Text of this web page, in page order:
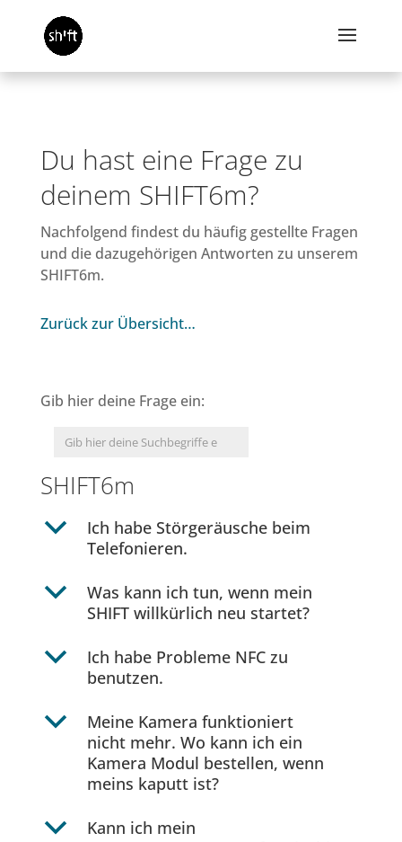
Du hast eine Frage zu
deinem SHIFT6m?
Nachfolgend findest du häufig gestellte Fragen
und die dazugehörigen Antworten zu unserem
SHIFT6m.
Zurück zur Übersicht…
Gib hier deine Frage ein:
SHIFT6m
b
Ich habe Störgeräusche beim
Telefonieren.
b
Was kann ich tun, wenn mein
SHIFT willkürlich neu startet?
b
Ich habe Probleme NFC zu
benutzen.
b
Meine Kamera funktioniert
nicht mehr. Wo kann ich ein
Kamera Modul bestellen, wenn
meins kaputt ist?
b
Kann ich mein